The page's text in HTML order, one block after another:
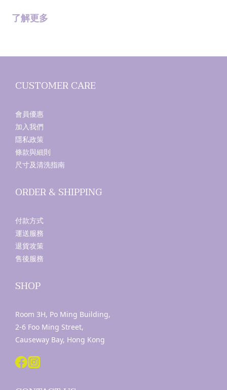
了解更多
CUSTOMER CARE
會員優惠
加入我們
隱私政策
條款與細則
尺寸及清洗指南
ORDER & SHIPPING
付款方式
運送服務
退貨攻策
售後服務
SHOP
Room 3H, Po Ming Building,
2-6 Foo Ming Street,
Causeway Bay, Hong Kong